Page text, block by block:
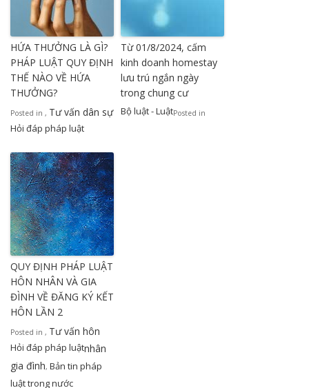
HỨA THƯỞNG LÀ GÌ?
PHÁP LUẬT QUY ĐỊNH
THẾ NÀO VỀ HỨA
THƯỞNG?
Posted in
Hỏi đáp pháp luật
, Tư vấn dân sự
Từ 01/8/2024, cấm
kinh doanh homestay
lưu trú ngắn ngày
trong chung cư
Posted in
Bộ luật - Luật
QUY ĐỊNH PHÁP LUẬT
HÔN NHÂN VÀ GIA
ĐÌNH VỀ ĐĂNG KÝ KẾT
HÔN LẦN 2
Posted in
Hỏi đáp pháp luật
, Tư vấn hôn
nhân
gia đình, Bản tin pháp
luật trong nước